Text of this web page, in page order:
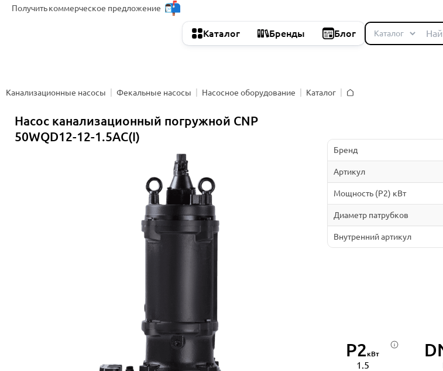
Получитькоммерческое предложение
Каталог Бренды Блог
Канализационные насосы Фекальные насосы Насосное оборудование
Каталог
Насос канализационный погружной CNP
50WQD12-12-1.5AC(I)
Бренд
Артикул
Мощность (P2) кВт
Диаметр патрубков
Внутренний артикул
P2кВт
1.5